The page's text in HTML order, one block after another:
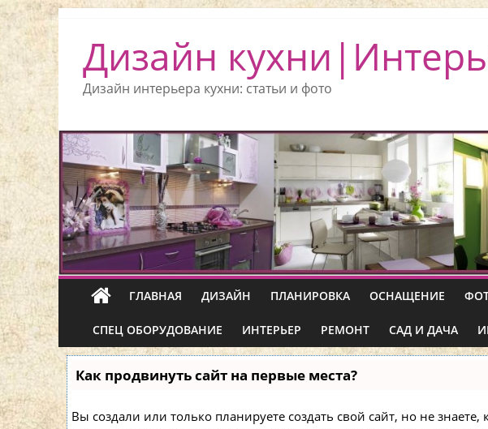
Дизайн
Дизайн интерьера кухни: статьи и фото
ГЛАВНАЯ ДИЗАЙН ПЛАНИРОВКА ОСНАЩЕНИЕ
СПЕЦ ОБОРУДОВАНИЕ ИНТЕРЬЕР РЕМОНТ САД И ДАЧА
Как продвинуть сайт на первые места?
Вы создали или только планируете создать свой сайт, но не